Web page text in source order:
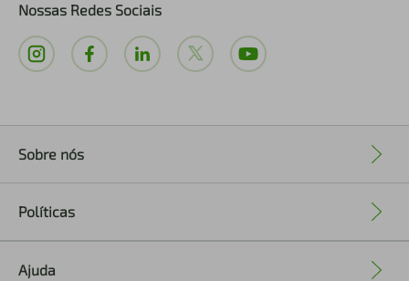
Nossas Redes Sociais
Sobre nós
Políticas
Ajuda